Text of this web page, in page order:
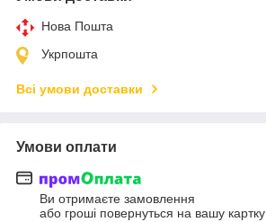
Нова Пошта
Укрпошта
Всі умови доставки
Умови оплати
Ви отримаєте замовлення
або гроші повернуться на вашу картку